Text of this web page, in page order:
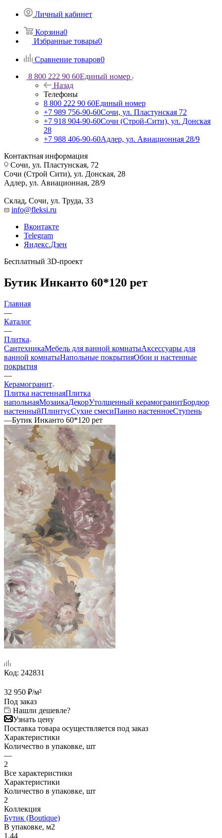
Личный кабинет
Корзина0
Избранные товары0
Сравнение товаров0
8 800 222 90 60Единый номер
Назад
Телефоны
8 800 222 90 60Единый номер
+7 989 756-90-60Сочи, ул. Пластунская 72
+7 918 904-90-60Сочи (Строй-Сити), ул. Донская
28
+7 988 406-90-60Адлер, ул. Авиационная 28/9
Контактная информация
Сочи, ул. Пластунская, 72
Сочи (Строй Сити), ул. Донская, 28
Адлер, ул. Авиационная, 28/9
Склад, Сочи, ул. Труда, 33
info@fleksi.ru
Вконтакте
Telegram
Яндекс.Дзен
Бесплатный 3D-проект
Бутик Инканто 60*120 рет
Главная
—
Каталог
—
Плитка
СантехникаМебель для ванной комнатыАксессуары для
ванной комнатыНапольные покрытияОбои и настенные
покрытия
—
Керамогранит
Плитка настеннаяПлитка
напольнаяМозаикаДекорУтолщенный керамогранитБордюр
настенныйПлинтусСухие смесиПанно настенноеСтупень
—Бутик Инканто 60*120 рет
Код: 242831
32 950 ₽/м²
Под заказ
Нашли дешевле?
Узнать цену
Поставка товара осуществляется под заказ
Характеристики
Количество в упаковке, шт
—
2
Все характеристики
Характеристики
Количество в упаковке, шт
2
Коллекция
Бутик (Boutique)
В упаковке, м2
1.44